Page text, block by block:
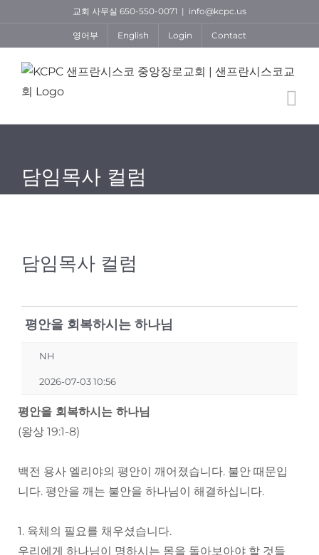
content
교회 사무실 650-550-0071 | info@kcpc.us
영어부 English Login Contact
담임목사 컬럼
담임목사 컬럼
평안을 회복하시는 하나님
NH
2026-07-03 10:56
평안을 회복하시는 하나님
(왕상 19:1-8)
백전 용사 엘리야의 평안이 깨어졌습니다. 불안 때문입
니다. 평안을 깨는 불안을 하나님이 해결하십니다.
1. 육체의 필요를 채우셨습니다.
우리에게 하나님이 명하시는 몸을 돌아보아야 할 것들